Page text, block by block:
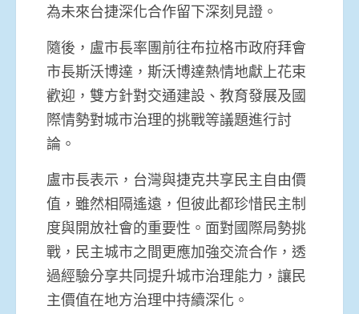
為未來台捷深化合作留下深刻見證。
隨後，盧市長率團前往布拉格市政府拜會
市長斯沃博達，斯沃博達熱情地獻上花束
歡迎，雙方針對交通建設、教育發展及國
際情勢對城市治理的挑戰等議題進行討
論。
盧市長表示，台灣與捷克共享民主自由價
值，雖然相隔遙遠，但彼此都珍惜民主制
度與開放社會的重要性。面對國際局勢挑
戰，民主城市之間更應加強交流合作，透
過經驗分享共同提升城市治理能力，讓民
主價值在地方治理中持續深化。